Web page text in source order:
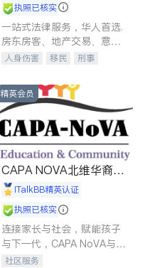
执照已核实
一站式法律服务，华人首选.
房东房客、地产交易、意外
伤害、车祸重伤、商业诉
建筑合同、刑事案件全包办
人身伤害 移民
刑事
信托/遗嘱
商业
索赔
律师-其它 保释
精英会员
CAPA NOVA北维华裔家
长会iTalkBB精英认证
执照已核实
连接家长与社会，赋能孩子
与下一代，CAPA NoVA与您
携手建设包容、公平、充满
社区服务